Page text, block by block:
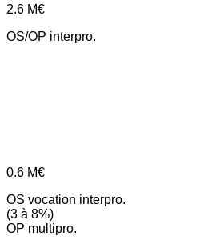
2.6 M€
OS/OP interpro.
0.6 M€
OS vocation interpro.
(3 à 8%)
OP multipro.